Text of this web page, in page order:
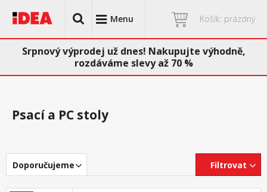
Menu Košík: prázdný
Srpnový výprodej už dnes! Nakupujte výhodně,
rozdáváme slevy až 70 %
Psací a PC stoly
Doporučujeme Filtrovat